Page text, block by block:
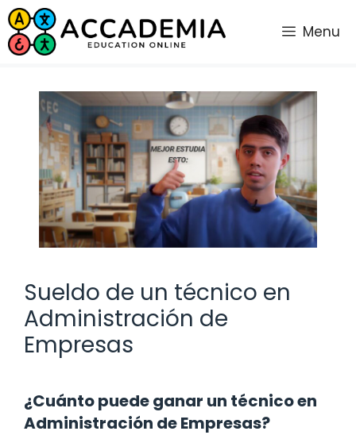
Saltar
al
contenido
Menu
Sueldo de un técnico en
Administración de
Empresas
¿Cuánto puede ganar un técnico en
Administración de Empresas?